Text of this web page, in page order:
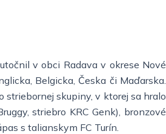
v obci Radava v okrese Nové
Belgicka, Česka či Maďarska.
striebornej skupiny, v ktorej sa hralo
striebro KRC Genk), bronzové
s talianskym FC Turín.